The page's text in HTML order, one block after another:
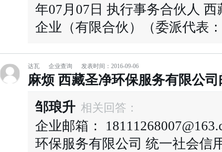
年07月07日 执行事务合伙人
企业（有限合伙）（委派代表
达瓦 企业查询 发表时间：2016-09-06
麻烦 西藏圣净环保服务有限公
邹琅升 相关回答：
企业邮箱：
环保服务有限公司 统一社会信